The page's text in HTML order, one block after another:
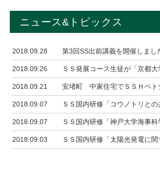
ニュース&トピックス
2018.09.28 第3回SS出前講義を開催しまし
2018.09.26 ＳＳ発展コース生徒が「京都
2018.09.21 安堵町 中家住宅でＳＳＨベト
2018.09.07 ＳＳ国内研修「コウノトリと
2018.09.07 ＳＳ国内研修「神戸大学海事
2018.09.03 ＳＳ国内研修「太陽光発電に